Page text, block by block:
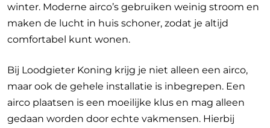
winter. Moderne airco’s gebruiken weinig stroom en
maken de lucht in huis schoner, zodat je altijd
comfortabel kunt wonen.
Bij Loodgieter Koning krijg je niet alleen een airco,
maar ook de gehele installatie is inbegrepen. Een
airco plaatsen is een moeilijke klus en mag alleen
gedaan worden door echte vakmensen. Hierbij